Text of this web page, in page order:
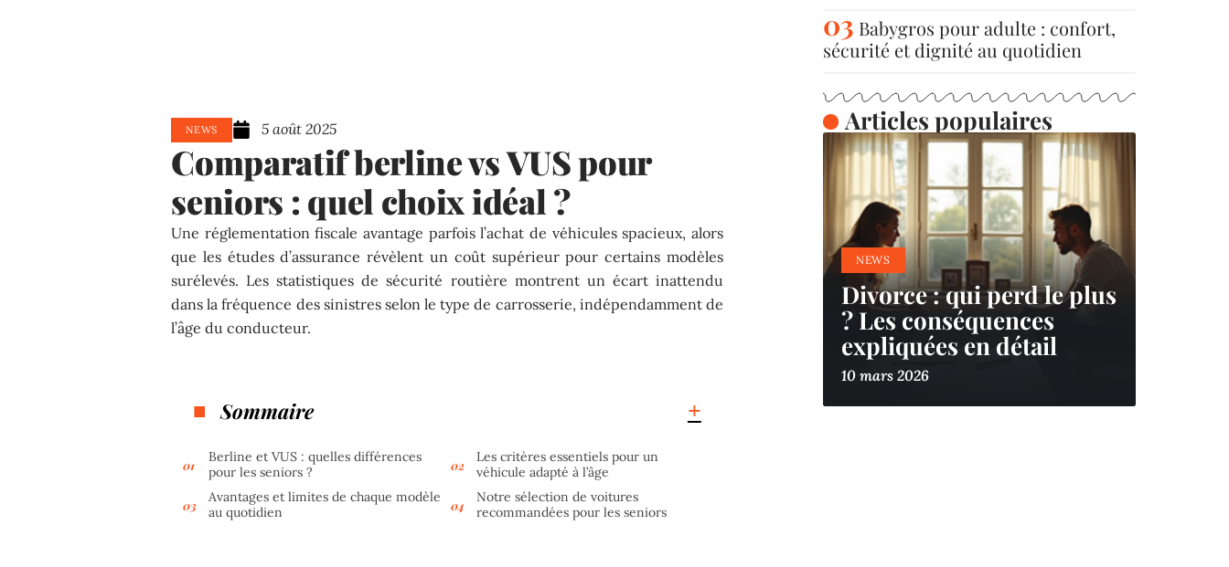
NEWS 5 août 2025
Comparatif berline vs VUS pour
seniors : quel choix idéal ?
Une réglementation fiscale avantage parfois l’achat de véhicules spacieux, alors
que les études d’assurance révèlent un coût supérieur pour certains modèles
surélevés. Les statistiques de sécurité routière montrent un écart inattendu
dans la fréquence des sinistres selon le type de carrosserie, indépendamment de
l’âge du conducteur.
Sommaire
Berline et VUS : quelles différences
pour les seniors ?
Les critères essentiels pour un
véhicule adapté à l’âge
Avantages et limites de chaque modèle
au quotidien
Notre sélection de voitures
recommandées pour les seniors
Babygros pour adulte : confort,
sécurité et dignité au quotidien
Articles populaires
NEWS
Divorce : qui perd le plus
? Les conséquences
expliquées en détail
10 mars 2026